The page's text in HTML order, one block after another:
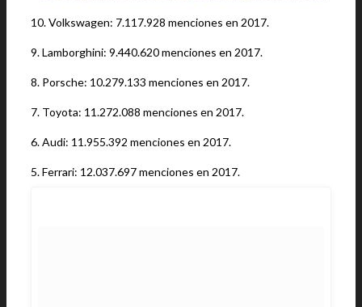
10. Volkswagen: 7.117.928 menciones en 2017.
9. Lamborghini: 9.440.620 menciones en 2017.
8. Porsche: 10.279.133 menciones en 2017.
7. Toyota: 11.272.088 menciones en 2017.
6. Audi: 11.955.392 menciones en 2017.
5. Ferrari: 12.037.697 menciones en 2017.